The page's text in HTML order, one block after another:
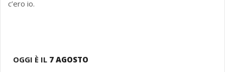
c’ero io.
OGGI È IL 7 AGOSTO